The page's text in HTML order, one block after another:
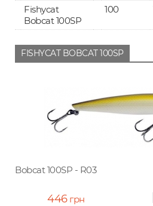
Fishycat
Bobcat 100SP
100
FISHYCAT BOBCAT 100SP
Bobcat 100SP - R03
446грн